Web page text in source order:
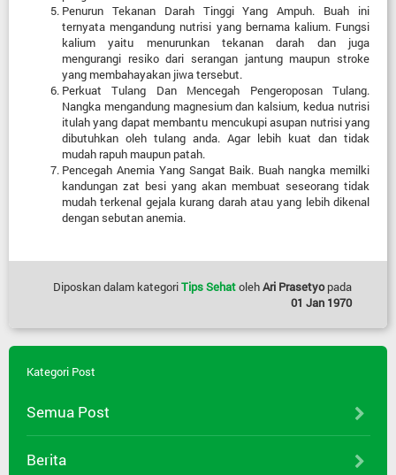
Penurun Tekanan Darah Tinggi Yang Ampuh. Buah ini
ternyata mengandung nutrisi yang bernama kalium. Fungsi
kalium yaitu menurunkan tekanan darah dan juga
mengurangi resiko dari serangan jantung maupun stroke
yang membahayakan jiwa tersebut.
Perkuat Tulang Dan Mencegah Pengeroposan Tulang.
Nangka mengandung magnesium dan kalsium, kedua nutrisi
itulah yang dapat membantu mencukupi asupan nutrisi yang
dibutuhkan oleh tulang anda. Agar lebih kuat dan tidak
mudah rapuh maupun patah.
Pencegah Anemia Yang Sangat Baik. Buah nangka memilki
kandungan zat besi yang akan membuat seseorang tidak
mudah terkenal gejala kurang darah atau yang lebih dikenal
dengan sebutan anemia.
Diposkan dalam kategoriTips SehatolehAri Prasetyopada
01 Jan 1970
Kategori Post
Semua Post
Berita